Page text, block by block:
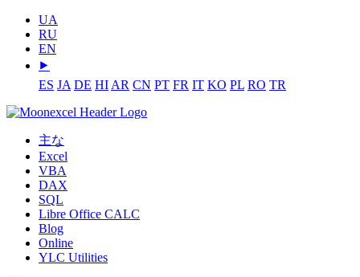
UA
RU
EN
⯈
ES JA DE HI AR CN PT FR IT KO PL RO TR
主な
Excel
VBA
DAX
SQL
Libre Office CALC
Blog
Online
YLC Utilities